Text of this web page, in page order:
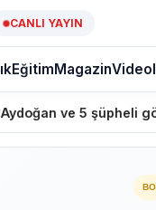
CANLI YAYIN
EğitimMagazin
5 şüpheli gözaltında